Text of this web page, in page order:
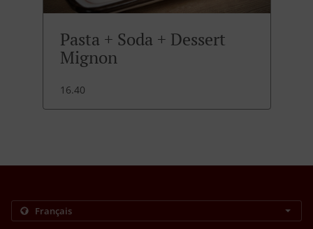
Pasta + Soda + Dessert
Mignon
16.40